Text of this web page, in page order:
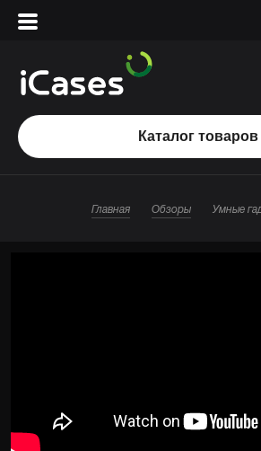
Вход
Сервисный центр
О магазине
Каталог товаров
Главная Обзоры Умные